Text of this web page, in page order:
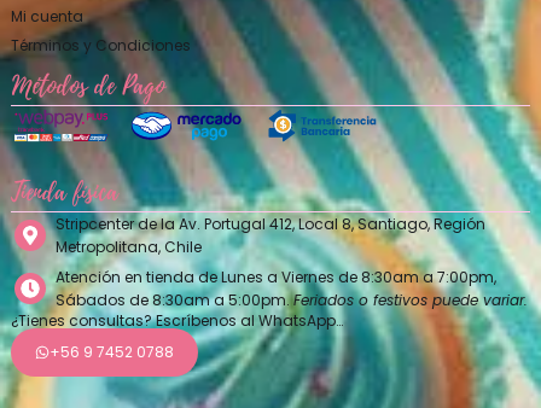
Mi cuenta
Términos y Condiciones
Métodos de Pago
Tienda física
Stripcenter de la Av. Portugal 412, Local 8, Santiago, Región
Metropolitana, Chile
Atención en tienda de Lunes a Viernes de 8:30am a 7:00pm,
Sábados de 8:30am a 5:00pm.Feriados o festivos puede variar.
¿Tienes consultas? Escríbenos al WhatsApp…
+56 9 7452 0788